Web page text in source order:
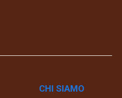
CHI SIAMO